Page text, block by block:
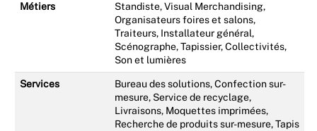
Métiers
Standiste, Visual Merchandising,
Organisateurs foires et salons,
Traiteurs, Installateur général,
Scénographe, Tapissier, Collectivités,
Son et lumières
Services
Bureau des solutions, Confection sur-
mesure, Service de recyclage,
Livraisons, Moquettes imprimées,
Recherche de produits sur-mesure, Tapis